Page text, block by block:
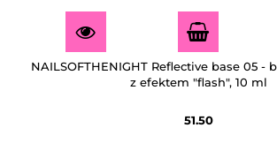
NAILSOFTHENIGHT Reflective base 05 -
z efektem "flash", 10 ml
51.50